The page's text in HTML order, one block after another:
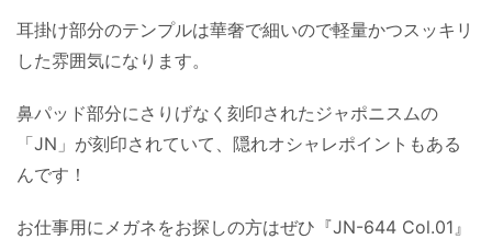
耳掛け部分のテンプルは華奢で細いので軽量かつスッキリ
した雰囲気になります。
鼻パッド部分にさりげなく刻印されたジャポニスムの
「JN」が刻印されていて、隠れオシャレポイントもある
んです！
お仕事用にメガネをお探しの方はぜひ『JN-644 Col.01』